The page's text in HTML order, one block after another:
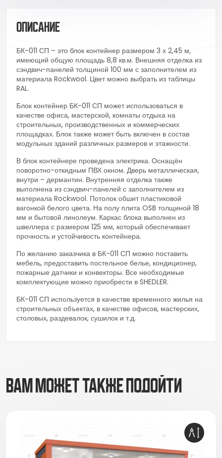
Описание
БК-011 СП – это блок контейнер размером 3 х 2,45 м,
имеющий общую площадь 8,8 кв.м. Внешняя отделка из
сэндвич-панелей толщиной 100 мм с заполнителем из
материала Rockwool. Цвет можно выбрать из таблицы
RAL.
Блок контейнер БК-011 СП может использоваться в
качестве офиса, мастерской, комнаты отдыха на
строительных, производственных и коммерческих
площадках. Блок также может быть включен в состав
модульных зданий различных размеров и этажности.
В блок контейнере проведена электрика. Оснащён
поворотно-откидным ПВХ окном. Дверь металлическая,
внутри – дермантин. Внутренняя отделка также
выполнена из сэндвич-панелей с заполнителем из
материала Rockwool. Потолок обшит пластиковой
вагонкой белого цвета. На полу плита OSB толщиной 18
мм и бытовой линолеум. Каркас блока выполнен из
швеллера с размером 125 мм, который обеспечивает
прочность и устойчивость контейнера.
По желанию заказчика в БК-011 СП можно поставить
мебель, предоставить постельное белье, кондиционер,
пожарные датчики и конвекторы. Все необходимые
комплектующие можно приобрести в SHEDLER.
БК-011 СП используется в качестве временного жилья на
строительных объектах, в качестве офисов, мастерских,
столовых, раздевалок, сушилок и т.д.
ВАМ МОЖЕТ ТАКЖЕ ПОДОЙТИ